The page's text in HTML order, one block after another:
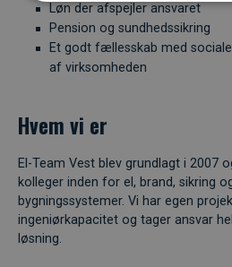
Løn der afspejler ansvaret
Pension og sundhedssikring
Et godt fællesskab med
af virksomheden
Hvem vi er
El-Team Vest blev grundlagt i 2007
kolleger inden for el, brand, sikring
bygningssystemer. Vi har egen
ingeniørkapacitet og tager ansvar
løsning.